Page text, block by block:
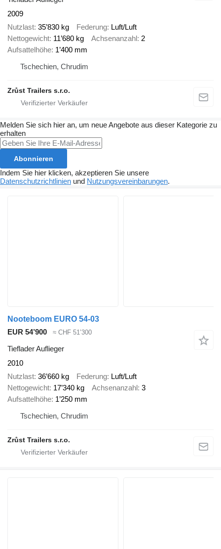
2009
Nutzlast 35’830 kg Federung Luft/Luft
Nettogewicht 11’680 kg Achsenanzahl 2
Aufsattelhöhe 1’400 mm
Tschechien, Chrudim
Zrůst Trailers s.r.o.
Melden Sie sich hier an, um neue Angebote aus dieser Kategorie zu
erhalten
Abonnieren
Indem Sie hier klicken, akzeptieren Sie unsere
Datenschutzrichtlinien und Nutzungsvereinbarungen.
Nooteboom EURO 54-03
EUR 54’900
≈ CHF 51’300
Tieflader Auflieger
2010
Nutzlast 36’660 kg Federung Luft/Luft
Nettogewicht 17’340 kg Achsenanzahl 3
Aufsattelhöhe 1’250 mm
Tschechien, Chrudim
Zrůst Trailers s.r.o.